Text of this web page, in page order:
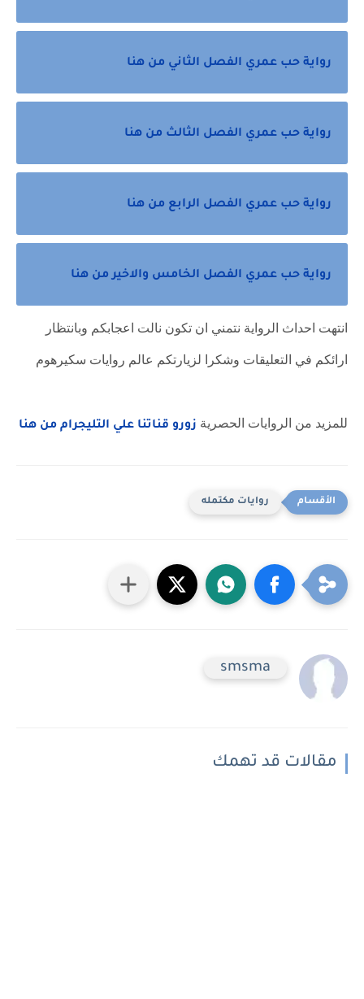
رواية حب عمري الفصل الثاني من هنا
رواية حب عمري الفصل الثالث من هنا
رواية حب عمري الفصل الرابع من هنا
رواية حب عمري الفصل الخامس والاخير من هنا
انتهت احداث الرواية نتمني ان تكون نالت اعجابكم وبانتظار
ارائكم في التعليقات وشكرا لزيارتكم عالم روايات سكيرهوم
للمزيد من الروايات الحصرية زورو قناتنا علي التليجرام من هنا
روايات مكتمله
smsma
مقالات قد تهمك